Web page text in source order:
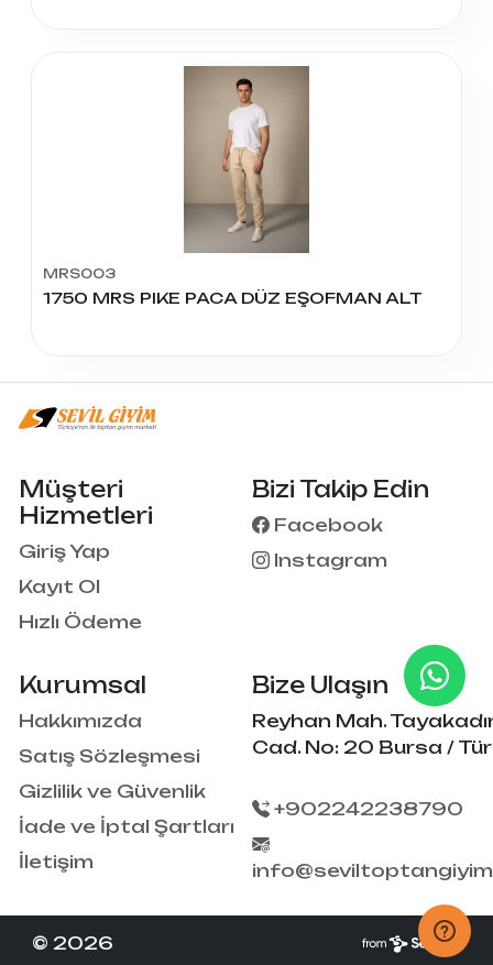
MRS003
1750 MRS PIKE PACA DÜZ EŞOFMAN ALT
Kurumsal
Hakkımızda
Satış Sözleşmesi
Gizlilik ve Güvenlik
İade ve İptal Şartları
İletişim
Müşteri
Hizmetleri
Giriş Yap
Kayıt Ol
Hızlı Ödeme
Bizi Takip Edin
Facebook
Instagram
Bize Ulaşın
Reyhan Mah.
Cad. No: 20 Bursa /
+902242238790
© 2026